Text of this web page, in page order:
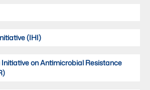
(IHI)
on Antimicrobial Resistance